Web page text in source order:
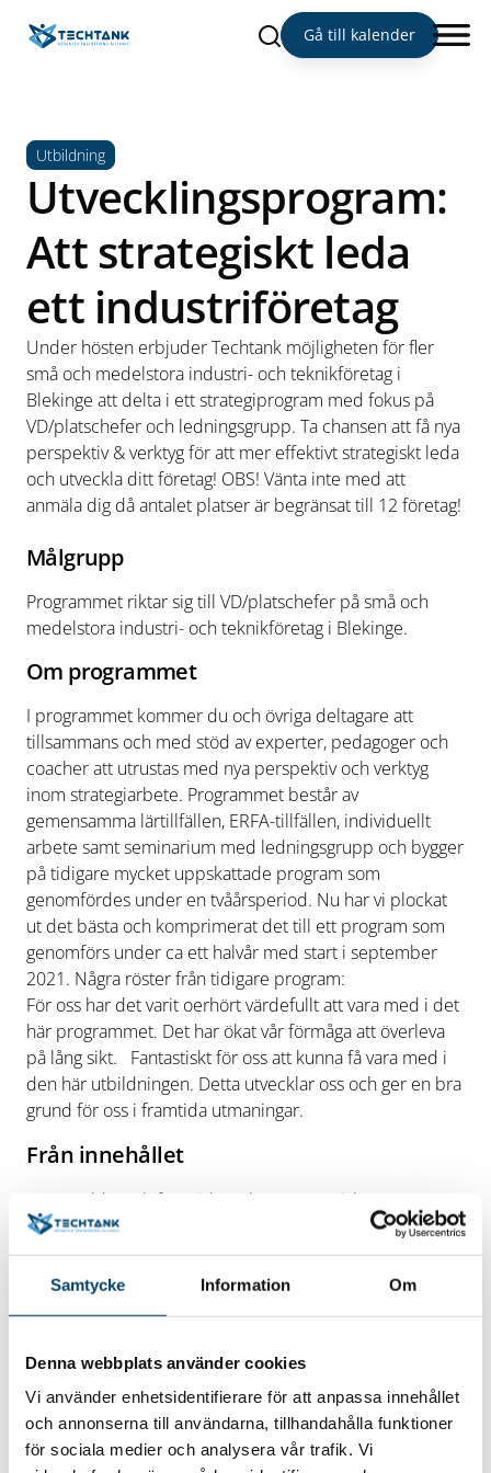
Samtycke Information Om
Denna webbplats använder cookies
Vi använder enhetsidentifierare för att anpassa innehållet
och annonserna till användarna, tillhandahålla funktioner
för sociala medier och analysera vår trafik. Vi
Sök Gå till kalender
Utbildning
Utvecklingsprogram:
Att strategiskt leda
ett industriföretag
Under hösten erbjuder Techtank möjligheten för fler
små och medelstora industri- och teknikföretag i
Blekinge att delta i ett strategiprogram med fokus på
VD/platschefer och ledningsgrupp. Ta chansen att få nya
perspektiv & verktyg för att mer effektivt strategiskt leda
och utveckla ditt företag! OBS! Vänta inte med att
anmäla dig då antalet platser är begränsat till 12 företag!
Målgrupp
Programmet riktar sig till VD/platschefer på små och
medelstora industri- och teknikföretag i Blekinge.
Om programmet
I programmet kommer du och övriga deltagare att
tillsammans och med stöd av experter, pedagoger och
coacher att utrustas med nya perspektiv och verktyg
inom strategiarbete. Programmet består av
gemensamma lärtillfällen, ERFA-tillfällen, individuellt
arbete samt seminarium med ledningsgrupp och bygger
på tidigare mycket uppskattade program som
genomfördes under en tvåårsperiod. Nu har vi plockat
ut det bästa och komprimerat det till ett program som
genomförs under ca ett halvår med start i september
2021. Några röster från tidigare program:
För oss har det varit oerhört värdefullt att vara med i det
här programmet. Det har ökat vår förmåga att överleva
på lång sikt. Fantastiskt för oss att kunna få vara med i
den här utbildningen. Detta utvecklar oss och ger en bra
grund för oss i framtida utmaningar.
Från innehållet
– Omvärlds- och framtidsanalys – Strategisk
självutvärdering – Affärsmodellen – Analys av
organisation – Lönsamhetsanalys – Strategiskt tänkande
och beslutsfattande – Affärsmodeller – Strategiskt
och annan praktisk information på Techtanks